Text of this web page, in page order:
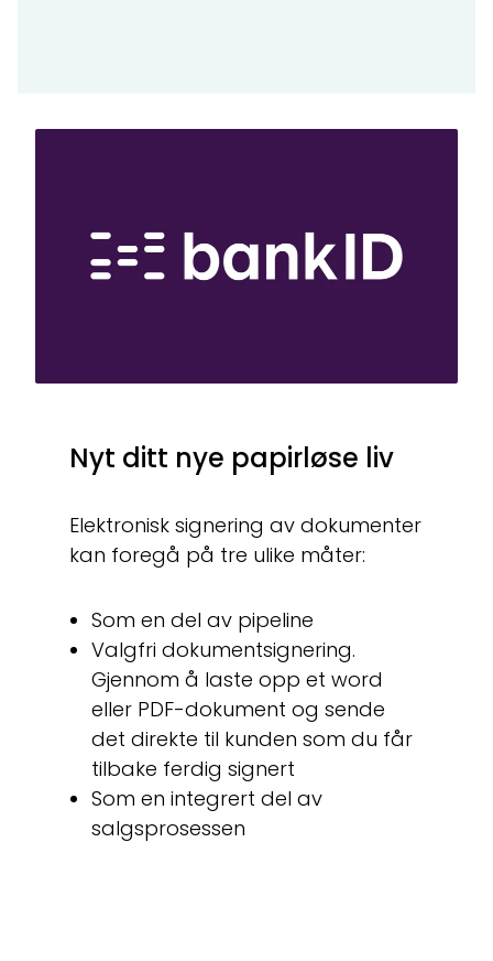
Nyt ditt nye papirløse liv
Elektronisk signering av dokumenter
kan foregå på tre ulike måter:
Som en del av pipeline
Valgfri dokumentsignering.
Gjennom å laste opp et word
eller PDF-dokument og sende
det direkte til kunden som du får
tilbake ferdig signert
Som en integrert del av
salgsprosessen